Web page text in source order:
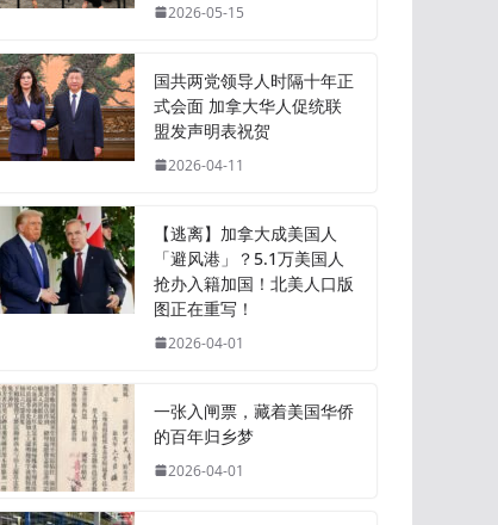
2026-05-15
国共两党领导人时隔十年正
式会面 加拿大华人促统联
盟发声明表祝贺
2026-04-11
【逃离】加拿大成美国人
「避风港」？5.1万美国人
抢办入籍加国！北美人口版
图正在重写！
2026-04-01
一张入闸票，藏着美国华侨
的百年归乡梦
2026-04-01